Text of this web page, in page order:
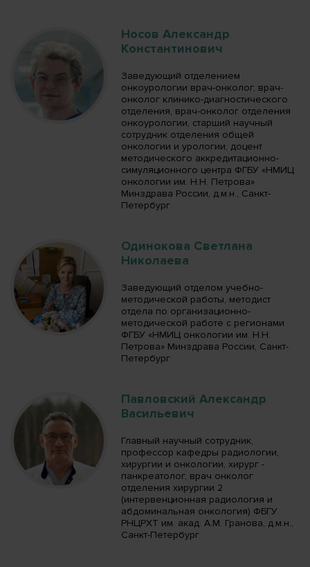
Носов Александр
Константинович
Заведующий отделением
онкоурологии врач-онколог, врач-
онколог клинико-диагностического
отделения, врач-онколог отделения
онкоурологии, старший научный
сотрудник отделения общей
онкологии и урологии, доцент
методического аккредитационно-
симуляционного центра ФГБУ «НМИЦ
онкологии им. Н.Н. Петрова»
Минздрава России, д.м.н., Санкт-
Петербург
Одинокова Светлана
Николаева
Заведующий отделом учебно-
методической работы, методист
отдела по организационно-
методической работе с регионами
ФГБУ «НМИЦ онкологии им. Н.Н.
Петрова» Минздрава России, Санкт-
Петербург
Павловский Александр
Васильевич
Главный научный сотрудник,
профессор кафедры радиологии,
хирургии и онкологии, хирург -
панкреатолог, врач онколог
отделения хирургии 2
(интервенционная радиология и
абдоминальная онкология) ФБГУ
РНЦРХТ им. акад. А.М. Гранова, д.м.н.,
Санкт-Петербург